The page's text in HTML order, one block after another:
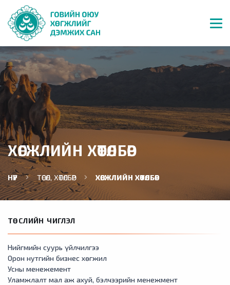
ХӨГЖЛИЙН ХӨТӨЛБӨР
НҮҮР ТӨСӨЛ, ХӨТӨЛБӨР ХӨГЖЛИЙН ХӨТӨЛБӨР
ТӨСЛИЙН ЧИГЛЭЛ
Нийгмийн суурь үйлчилгээ
Орон нутгийн бизнес хөгжил
Усны менежемент
Уламжлалт мал аж ахуй, бэлчээрийн менежмент